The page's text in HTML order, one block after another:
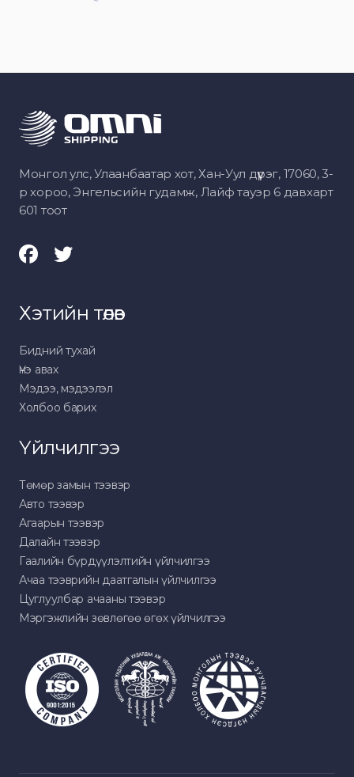
Монгол улс, Улаанбаатар хот, Хан-Уул дүүрэг, 17060, 3-
р хороо, Энгельсийн гудамж, Лайф тауэр 6 давхарт
601 тоот
Хэтийн төлөв
Бидний тухай
Үнэ авах
Мэдээ, мэдээлэл
Холбоо барих
Үйлчилгээ
Төмөр замын тээвэр
Авто тээвэр
Агаарын тээвэр
Далайн тээвэр
Гаалийн бүрдүүлэлтийн үйлчилгээ
Ачаа тээврийн даатгалын үйлчилгээ
Цуглуулбар ачааны тээвэр
Мэргэжлийн зөвлөгөө өгөх үйлчилгээ